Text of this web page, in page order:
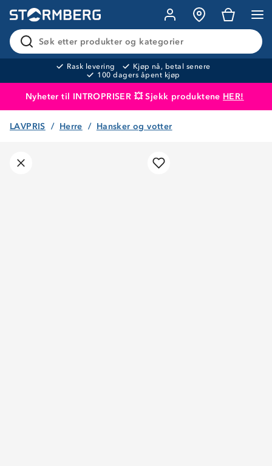
Søk etter produkter og kategorier
Rask levering
Kjøp nå, betal senere
100 dagers åpent kjøp
Nyheter til INTROPRISER 💥 Sjekk produktene HER!
Produktet er lagt i handlekurven
LAVPRIS Herre Hansker og votter